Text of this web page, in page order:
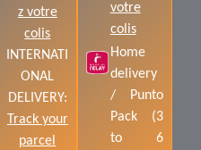
z votre
colis
INTERNATI
ONAL
DELIVERY:
Track your
parcel
votre
colis
Home
delivery
/ Punto
Pack (3
to 6